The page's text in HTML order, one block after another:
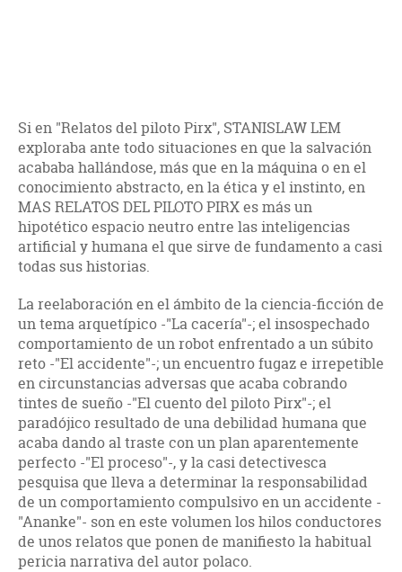
Si en "Relatos del piloto Pirx", STANISLAW LEM
exploraba ante todo situaciones en que la salvación
acababa hallándose, más que en la máquina o en el
conocimiento abstracto, en la ética y el instinto, en
MAS RELATOS DEL PILOTO PIRX es más un
hipotético espacio neutro entre las inteligencias
artificial y humana el que sirve de fundamento a casi
todas sus historias.
La reelaboración en el ámbito de la ciencia-ficción de
un tema arquetípico -"La cacería"-; el insospechado
comportamiento de un robot enfrentado a un súbito
reto -"El accidente"-; un encuentro fugaz e irrepetible
en circunstancias adversas que acaba cobrando
tintes de sueño -"El cuento del piloto Pirx"-; el
paradójico resultado de una debilidad humana que
acaba dando al traste con un plan aparentemente
perfecto -"El proceso"-, y la casi detectivesca
pesquisa que lleva a determinar la responsabilidad
de un comportamiento compulsivo en un accidente -
"Ananke"- son en este volumen los hilos conductores
de unos relatos que ponen de manifiesto la habitual
pericia narrativa del autor polaco.